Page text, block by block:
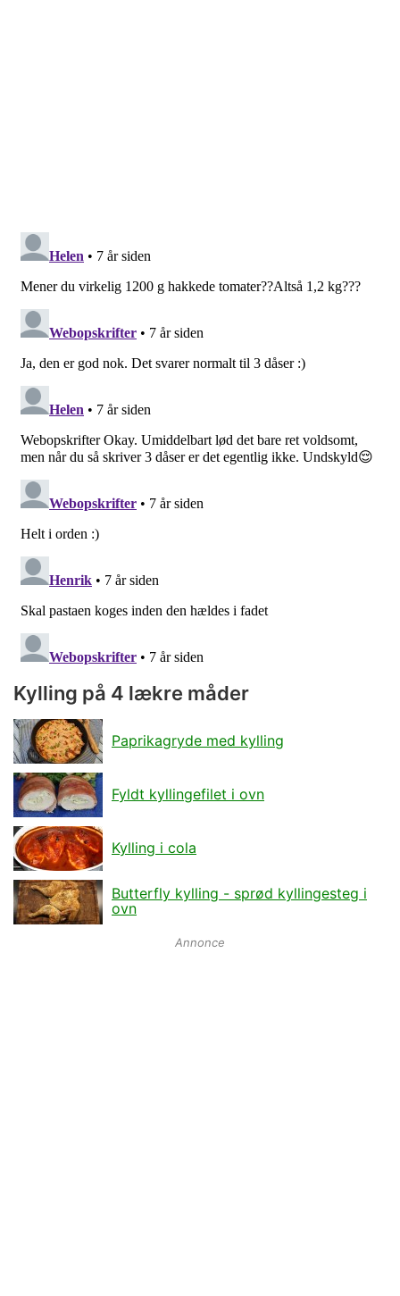
Kylling på 4 lækre måder
Paprikagryde med kylling
Fyldt kyllingefilet i ovn
Kylling i cola
Butterfly kylling - sprød kyllingesteg i
ovn
Annonce